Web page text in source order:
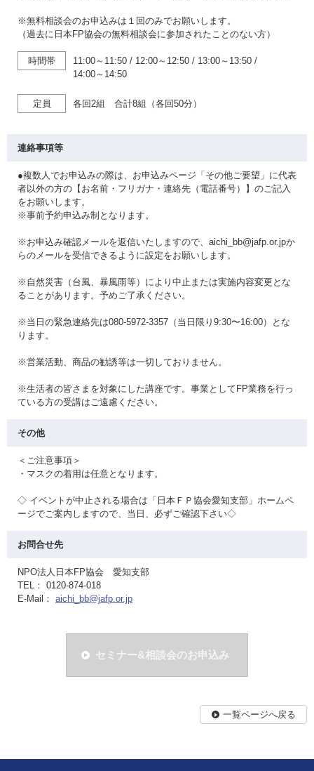
※無料相談会のお申込みは１回のみでお願いします。
（過去に日本FP協会の無料相談会に参加されたことのない方）
時間帯 11:00～11:50 / 12:00～12:50 / 13:00～13:50 /
14:00～14:50
定員 各回2組 合計8組（各回50分）
連絡事項等
●複数人でお申込みの際は、お申込みページ「その他ご要望」に代表
者以外の方の【お名前・フリガナ・連絡先（電話番号）】のご記入
をお願いします。
※事前予約申込み制となります。
※お申込み確認メールを返信いたしますので、aichi_bb@jafp.or.jpか
らのメールを受信できるように設定をお願いします。
※自然災害（台風、暴風雨等）により中止または実施内容変更とな
ることがあります。予めご了承ください。
※当日の緊急連絡先は080-5972-3357（当日限り9:30〜16:00）とな
ります。
※営業活動、商品の勧誘等は一切しておりません。
※生活者の皆さまを対象にした講座です。事業としてFP業務を行っ
ている方の受講はご遠慮ください。
その他
＜ご注意事項＞
・マスクの着用は任意となります。
◇ イベントが中止される場合は「日本ＦＰ協会愛知支部」ホームペ
ージでご案内しますので、当日、必ずご確認下さい◇
お問合せ先
NPO法人日本FP協会 愛知支部
TEL： 0120-874-018
E-Mail： aichi_bb@jafp.or.jp
セミナー&相談会のお申込み
一覧ページへ戻る